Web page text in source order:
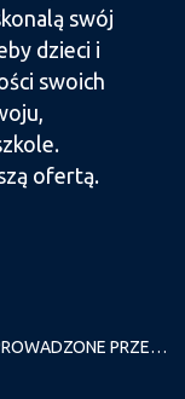
swój
dzieci i
swoich
ofertą.
REKRUTACJA UZUPEŁNIAJĄCA NA ZAJĘCIA PROWADZONE PRZEZ PAŁAC MŁODZIEŻY W ROKU SZKOLNYM 2026/2027